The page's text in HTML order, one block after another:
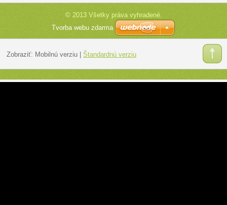
© 2013 Všetky práva vyhradené.
Tvorba webu zdarma
Zobraziť: Mobilnú verziu| Štandardnú verziu